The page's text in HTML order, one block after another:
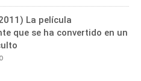
La película
que se ha convertido en un